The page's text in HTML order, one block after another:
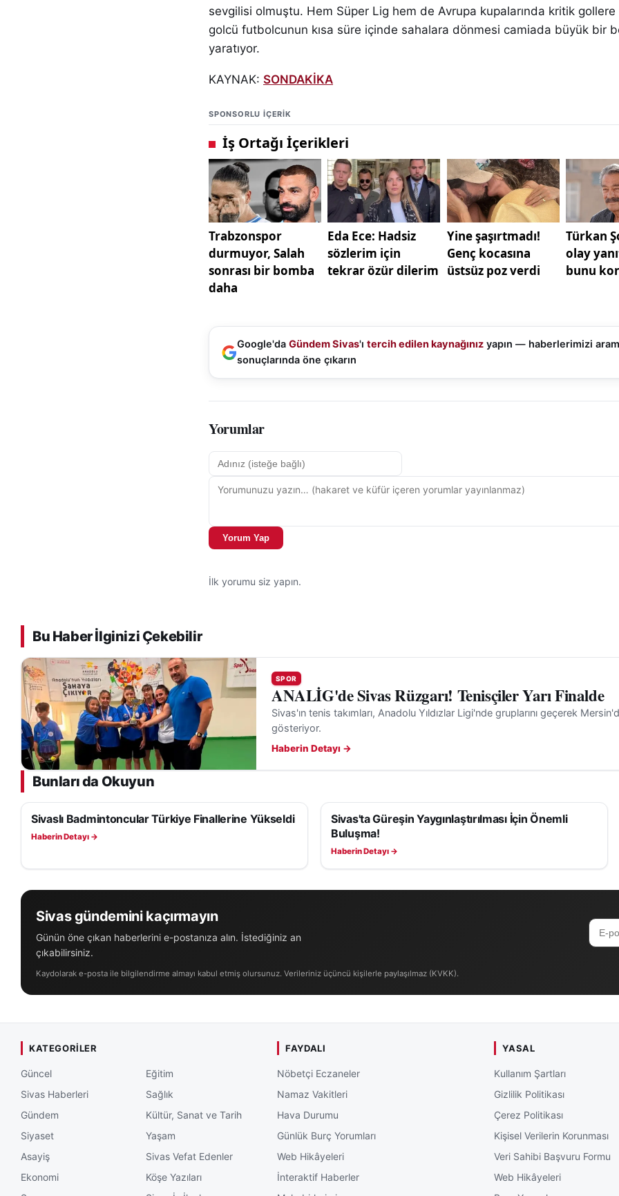
sevgilisi olmuştu. Hem Süper Lig hem de Avrupa kupalarında kritik
golcü futbolcunun kısa süre içinde sahalara dönmesi camiada büyük bir
yaratıyor.
KAYNAK: SONDAKİKA
SPONSORLU IÇERIK
Google'da Gündem Sivas'ı tercih edilen kaynağınız yapın — haberlerimizi
sonuçlarında öne çıkarın
Yorumlar
Yorum Yap
İlk yorumu siz yapın.
Bu Haber İlginizi Çekebilir
SPOR
ANALİG'de Sivas Rüzgarı! Tenisçiler Yarı Finalde
Sivas'ın tenis takımları, Anadolu Yıldızlar Ligi'nde gruplarını geçerek
gösteriyor.
Haberin Detayı →
Bunları da Okuyun
SPOR
Sivaslı Badmintoncular Türkiye Finallerine Yükseldi
Haberin Detayı →
SPOR
Sivas'ta Güreşin Yaygınlaştırılması İçin Önemli
Buluşma!
Haberin Detayı →
Sivas gündemini kaçırmayın
Günün öne çıkan haberlerini e-postanıza alın. İstediğiniz an
çıkabilirsiniz.
Kaydolarak e-posta ile bilgilendirme almayı kabul etmiş olursunuz. Verileriniz üçüncü kişilerle paylaşılmaz (KVKK).
KATEGORILER
Güncel
Sivas Haberleri
Gündem
Siyaset
Asayiş
Ekonomi
Eğitim
Sağlık
Kültür, Sanat ve Tarih
Yaşam
Sivas Vefat Edenler
Köşe Yazıları
FAYDALI
Nöbetçi Eczaneler
Namaz Vakitleri
Hava Durumu
Günlük Burç Yorumları
Web Hikâyeleri
İnteraktif Haberler
YASAL
Kullanım Şartları
Gizlilik Politikası
Çerez Politikası
Kişisel Verilerin Korunması
Veri Sahibi Başvuru Formu
Web Hikâyeleri